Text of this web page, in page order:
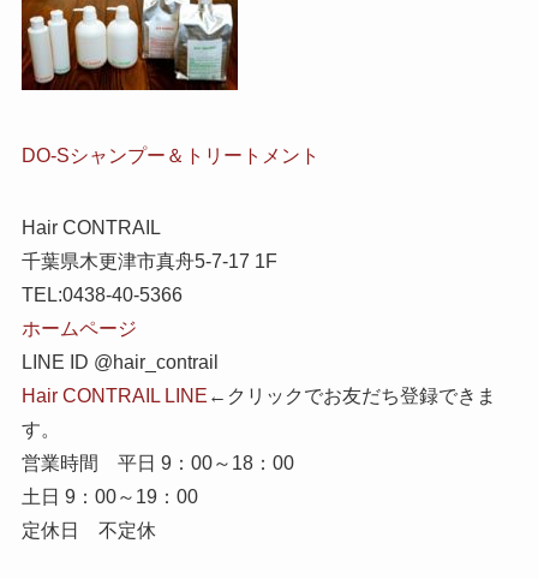
DO-Sシャンプー＆トリートメント
Hair CONTRAIL
千葉県木更津市真舟5-7-17 1F
TEL:0438-40-5366
ホームページ
LINE ID @hair_contrail
Hair CONTRAIL LINE ←クリックでお友だち登録できま
す。
営業時間 平日 9：00～18：00
土日 9：00～19：00
定休日 不定休